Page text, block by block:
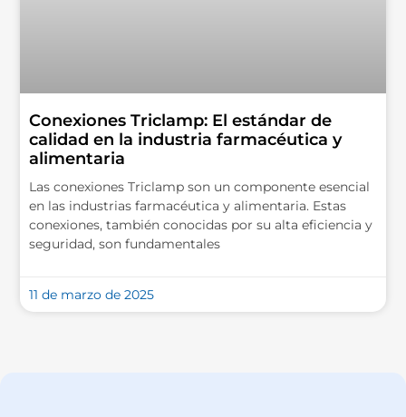
Conexiones Triclamp: El estándar de
calidad en la industria farmacéutica y
alimentaria
Las conexiones Triclamp son un componente esencial
en las industrias farmacéutica y alimentaria. Estas
conexiones, también conocidas por su alta eficiencia y
seguridad, son fundamentales
11 de marzo de 2025